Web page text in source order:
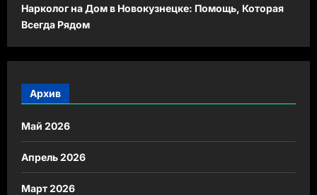
Нарколог на Дом в Новокузнецке: Помощь, Которая
Всегда Рядом
Архив
Май 2026
Апрель 2026
Март 2026